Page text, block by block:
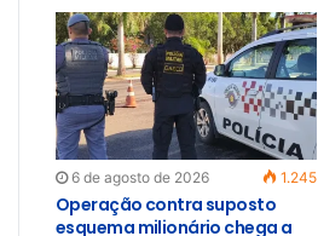
6 de agosto de 2026 1.245
Operação contra suposto
esquema milionário chega a